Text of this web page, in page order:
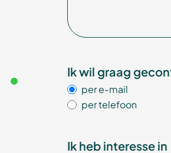
Ik wil graag
per e-mail
per telefoon
Ik heb interesse in